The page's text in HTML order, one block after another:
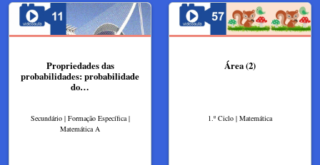
Propriedades das
probabilidades: probabilidade
do…
Secundário | Formação Específica |
Matemática A
Área (2)
1.º Ciclo | Matemática